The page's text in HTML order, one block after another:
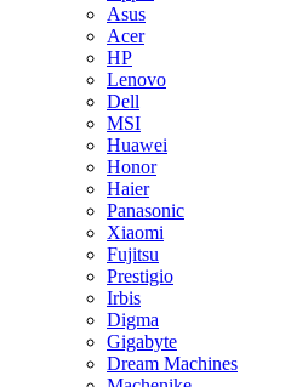
Asus
Acer
HP
Lenovo
Dell
MSI
Huawei
Honor
Haier
Panasonic
Xiaomi
Fujitsu
Prestigio
Irbis
Digma
Gigabyte
Dream Machines